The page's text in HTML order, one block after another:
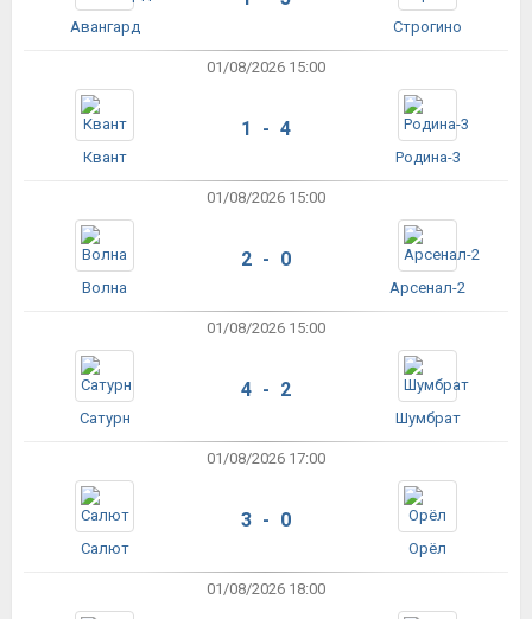
Авангард Строгино
01/08/2026 15:00
Квант
1 - 4
Родина-3
01/08/2026 15:00
Волна
2 - 0
Арсенал-2
01/08/2026 15:00
Сатурн
4 - 2
Шумбрат
01/08/2026 17:00
Салют
3 - 0
Орёл
01/08/2026 18:00